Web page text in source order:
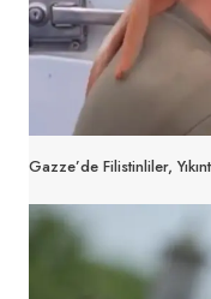
Gazze’de Filistinliler,